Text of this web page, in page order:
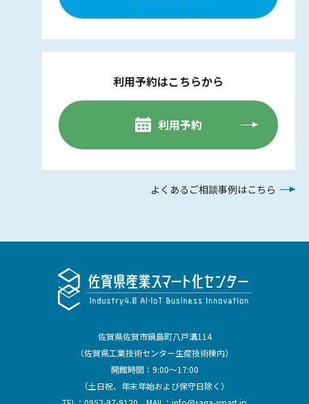
利用予約はこちらから
利用予約
よくあるご相談事例はこちら
佐賀県佐賀市鍋島町八戸溝114
（佐賀県工業技術センター生産技術棟内）
開館時間：9:00～17:00
（土日祝、年末年始および保守日除く）